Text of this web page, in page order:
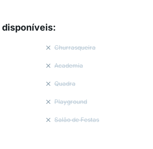
disponíveis:
Churrasqueira
Academia
Quadra
Playground
Salão de Festas